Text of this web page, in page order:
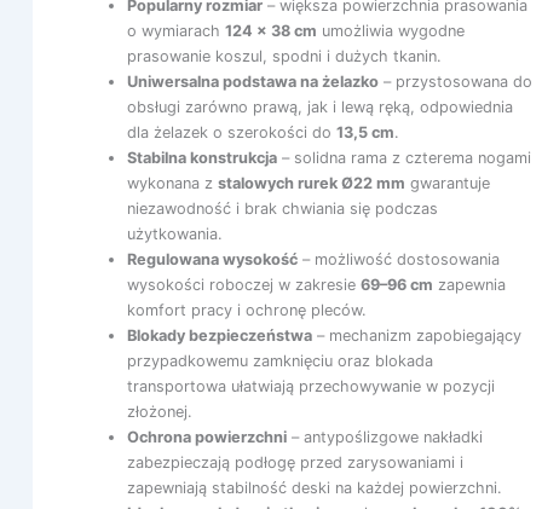
Popularny rozmiar – większa powierzchnia prasowania
o wymiarach124 x 38 cm umożliwia wygodne
prasowanie koszul, spodni i dużych tkanin.
Uniwersalna podstawa na żelazko – przystosowana do
obsługi zarówno prawą, jak i lewą ręką, odpowiednia
dla żelazek o szerokości do13,5 cm.
Stabilna konstrukcja – solidna rama z czterema nogami
wykonana zstalowych rurek Ø22 mm gwarantuje
niezawodność i brak chwiania się podczas
użytkowania.
Regulowana wysokość – możliwość dostosowania
wysokości roboczej w zakresie69–96 cm zapewnia
komfort pracy i ochronę pleców.
Blokady bezpieczeństwa – mechanizm zapobiegający
przypadkowemu zamknięciu oraz blokada
transportowa ułatwiają przechowywanie w pozycji
złożonej.
Ochrona powierzchni – antypoślizgowe nakładki
zabezpieczają podłogę przed zarysowaniami i
zapewniają stabilność deski na każdej powierzchni.